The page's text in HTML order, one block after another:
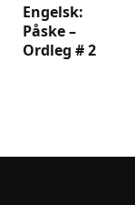
Engelsk:
Påske –
Ordleg # 2